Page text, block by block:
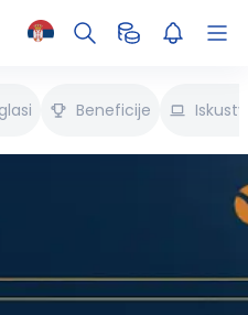
Beneficije